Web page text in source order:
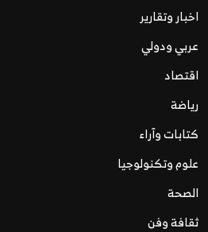
اخبار وتقارير
عربي ودولي
اقتصاد
رياضة
كتابات وآراء
علوم وتكنولوجيا
الصحة
ثقافة وفن